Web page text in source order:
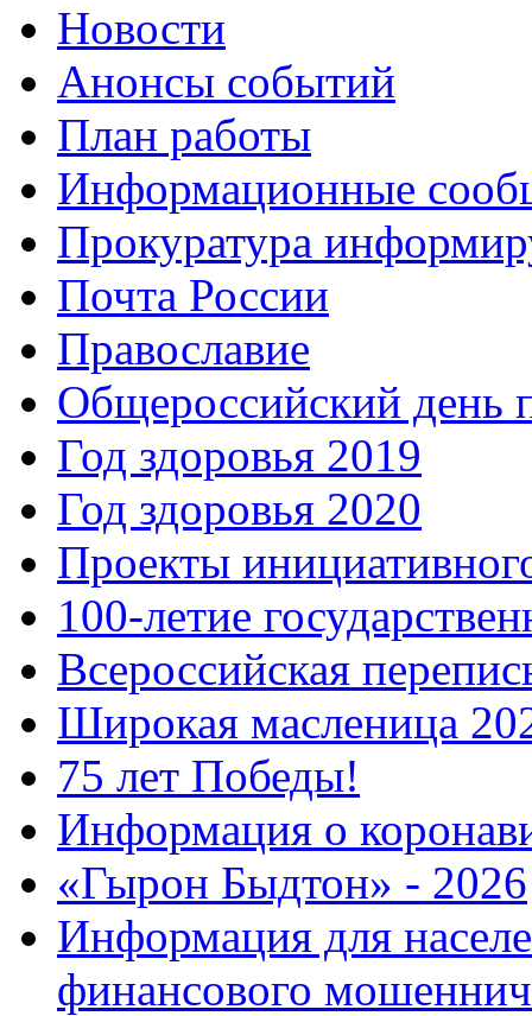
Новости
Анонсы событий
План работы
Информационные
Прокуратура
Почта России
Православие
Общероссийский день
Год здоровья 2019
Год здоровья 2020
Проекты
100-летие
Всероссийская
Широкая масленица
75 лет Победы!
Информация о
«Гырон Быдтон» - 2026
Информация для
финансового